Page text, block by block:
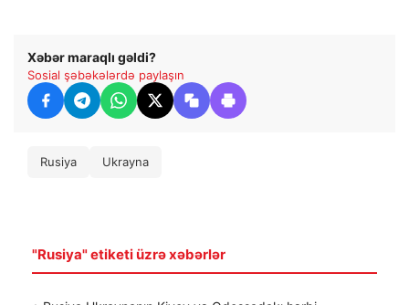
Xəbər maraqlı gəldi?
Sosial şəbəkələrdə paylaşın
Rusiya Ukrayna
"Rusiya" etiketi üzrə xəbərlər